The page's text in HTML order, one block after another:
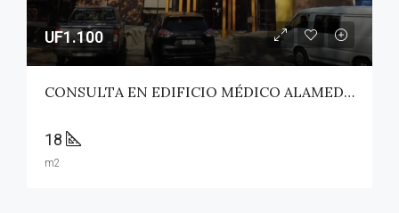
UF1.100
CONSULTA EN EDIFICIO MÉDICO ALAMEDA – TALCA
18
m2